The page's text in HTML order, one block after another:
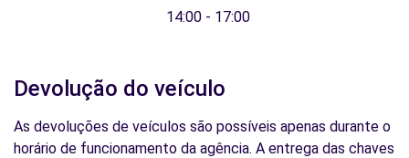
14:00 - 17:00
Devolução do veículo
As devoluções de veículos são possíveis apenas durante o
horário de funcionamento da agência. A entrega das chaves